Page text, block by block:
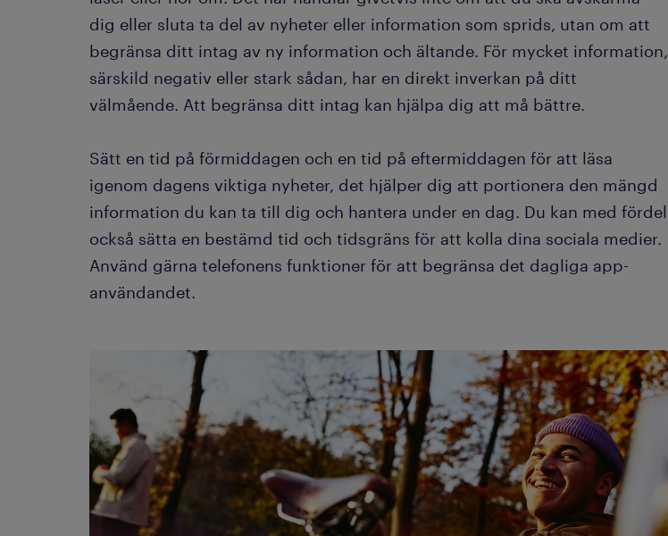
dig eller sluta ta del av nyheter eller information som sprids, utan om att
begränsa ditt intag av ny information och ältande. För mycket information,
särskild negativ eller stark sådan, har en direkt inverkan på ditt
välmående. Att begränsa ditt intag kan hjälpa dig att må bättre.
Sätt en tid på förmiddagen och en tid på eftermiddagen för att läsa
igenom dagens viktiga nyheter, det hjälper dig att portionera den mängd
information du kan ta till dig och hantera under en dag. Du kan med fördel
också sätta en bestämd tid och tidsgräns för att kolla dina sociala medier.
Använd gärna telefonens funktioner för att begränsa det dagliga app-
användandet.